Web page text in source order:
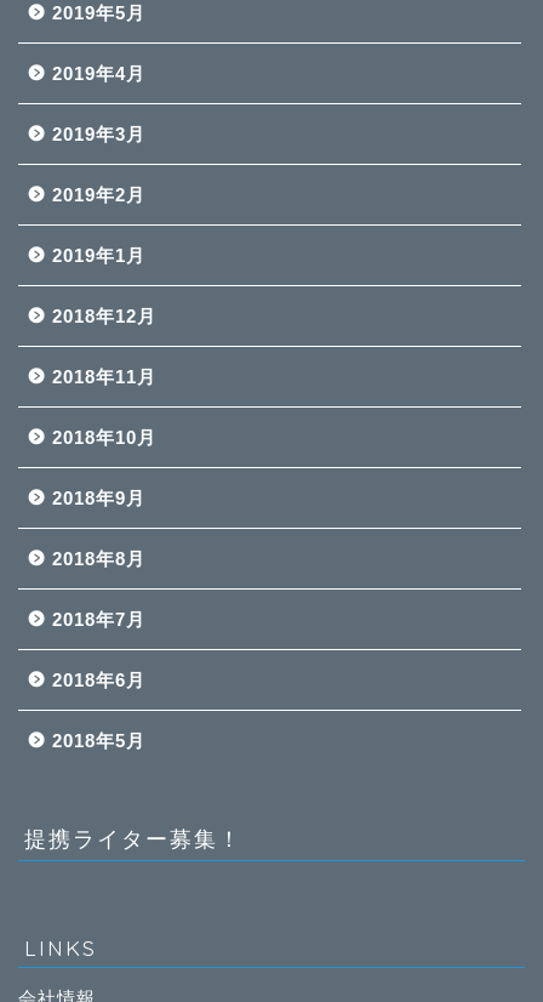
2019年5月
2019年4月
2019年3月
2019年2月
2019年1月
2018年12月
2018年11月
2018年10月
2018年9月
2018年8月
2018年7月
2018年6月
2018年5月
提携ライター募集！
LINKS
会社情報